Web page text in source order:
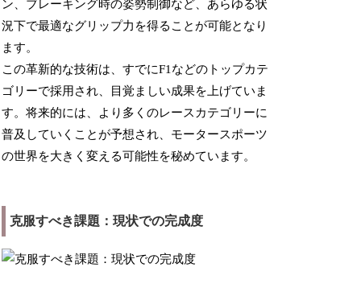
ン、ブレーキング時の姿勢制御など、あらゆる状
況下で最適なグリップ力を得ることが可能となり
ます。
この革新的な技術は、すでにF1などのトップカテ
ゴリーで採用され、目覚ましい成果を上げていま
す。将来的には、より多くのレースカテゴリーに
普及していくことが予想され、モータースポーツ
の世界を大きく変える可能性を秘めています。
克服すべき課題：現状での完成度